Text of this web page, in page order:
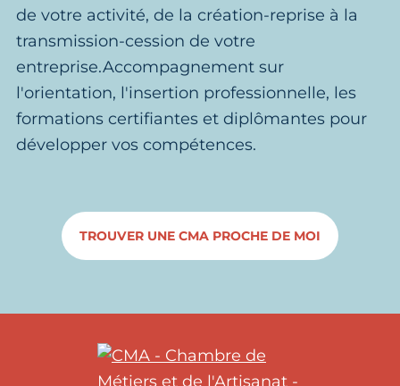
de votre activité, de la création-reprise à la
transmission-cession de votre
entreprise.Accompagnement sur
l'orientation, l'insertion professionnelle, les
formations certifiantes et diplômantes pour
développer vos compétences.
TROUVER UNE CMA PROCHE DE MOI